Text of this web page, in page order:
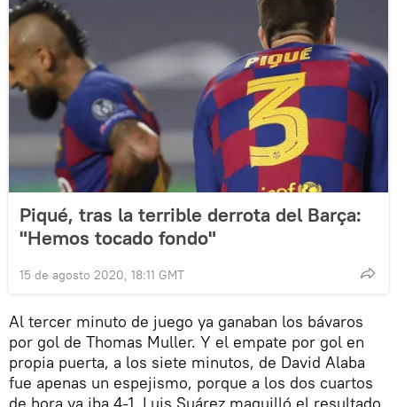
Piqué, tras la terrible derrota del Barça:
"Hemos tocado fondo"
15 de agosto 2020, 18:11 GMT
Al tercer minuto de juego ya ganaban los bávaros
por gol de Thomas Muller. Y el empate por gol en
propia puerta, a los siete minutos, de David Alaba
fue apenas un espejismo, porque a los dos cuartos
de hora ya iba 4-1. Luis Suárez maquilló el resultado